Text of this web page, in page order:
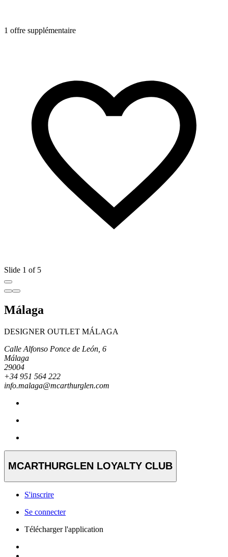
1 offre supplémentaire
Slide 1 of 5
Málaga
DESIGNER OUTLET MÁLAGA
Calle Alfonso Ponce de León, 6
Málaga
29004
+34 951 564 222
info.malaga@mcarthurglen.com
MCARTHURGLEN LOYALTY CLUB
S'inscrire
Se connecter
Télécharger l'application